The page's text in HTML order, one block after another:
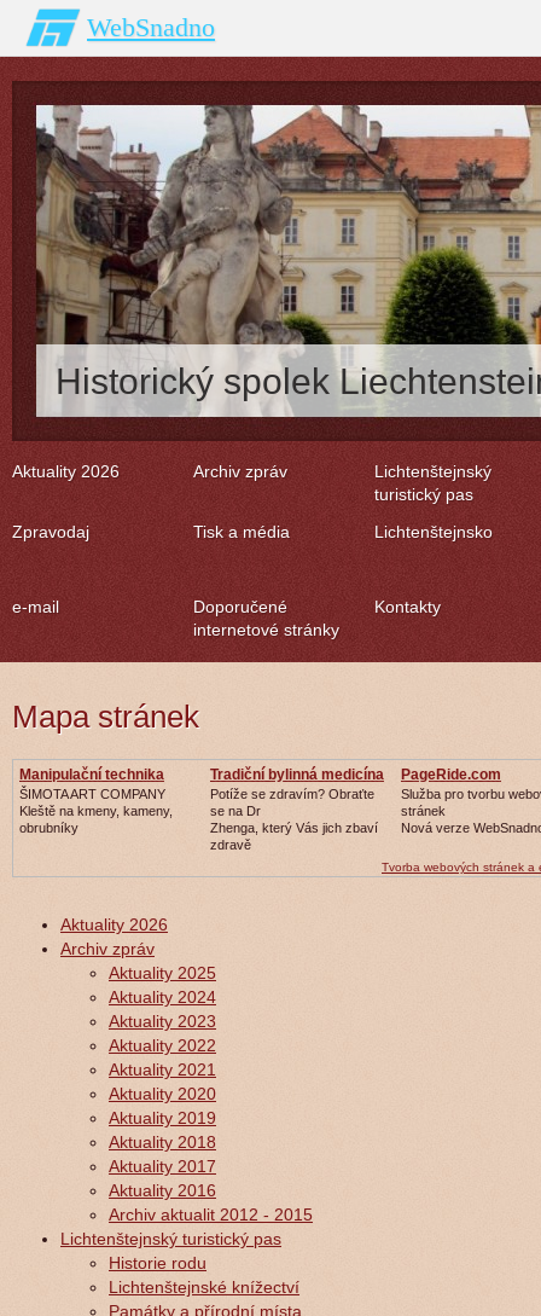
WebSnadno
Historický spolek
Aktuality 2026 Archiv zpráv
Lichtenštejnský
turistický pas
Zpravodaj
Tisk a média Lichtenštejnsko
e-mail
Doporučené
internetové stránky
Kontakty
Mapa stránek
Manipulační technika
ŠIMOTA ART COMPANY
Kleště na kmeny, kameny,
obrubníky
Tradiční bylinná medicína
Potíže se zdravím? Obraťte
se na Dr
Zhenga, který Vás jich zbaví
zdravě
PageRide.com
Služba pro tvorbu
stránek
Nová verze
Tvorba webových stránek a
Aktuality 2026
Archiv zpráv
Aktuality 2025
Aktuality 2024
Aktuality 2023
Aktuality 2022
Aktuality 2021
Aktuality 2020
Aktuality 2019
Aktuality 2018
Aktuality 2017
Aktuality 2016
Archiv aktualit 2012 - 2015
Lichtenštejnský turistický pas
Historie rodu
Lichtenštejnské knížectví
Památky a přírodní místa